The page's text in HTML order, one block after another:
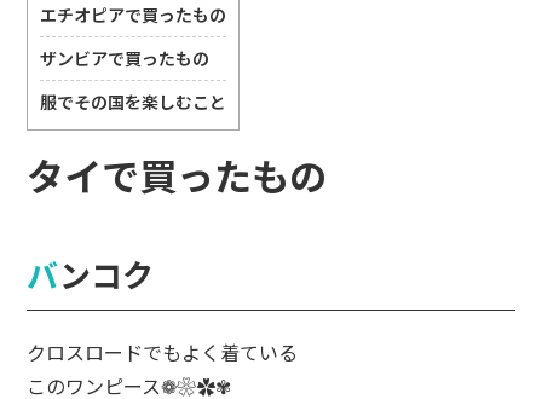
エチオピアで買ったもの
ザンビアで買ったもの
服でその国を楽しむこと
タイで買ったもの
バンコク
クロスロードでもよく着ている
このワンピース❁❀✿✾